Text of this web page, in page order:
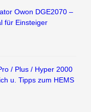
Owon DGE2070 –
für Einsteiger
/ Plus / Hyper 2000
u. Tipps zum HEMS